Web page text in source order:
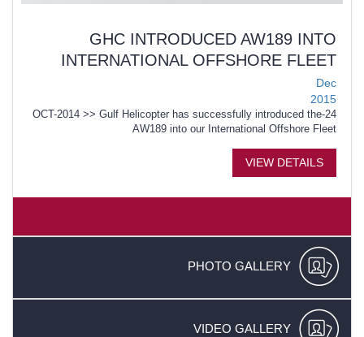
GHC INTRODUCED AW189 INTO
INTERNATIONAL OFFSHORE FLEET
Dec
2015
24-OCT-2014 >> Gulf Helicopter has successfully introduced the
AW189 into our International Offshore Fleet
VIEW DETAILS
PHOTO GALLERY
VIDEO GALLERY